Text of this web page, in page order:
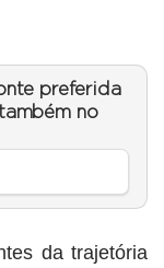
preferida
no
da trajetória